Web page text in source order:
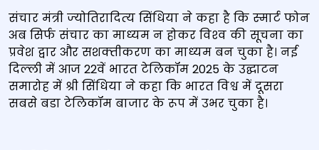
संचार मंत्री ज्‍योतिरादित्‍य सिंधिया ने कहा है कि स्‍मार्ट फोन
अब सिर्फ संचार का माध्‍यम न होकर विश्‍व की सूचना का
प्रवेश द्वार और सशक्‍तीकरण का माध्‍यम बन चुका है। नई
दिल्‍ली में आज 22वें भारत टेलिकॉम 2025 के उद्घाटन
समारोह में श्री सिंधिया ने कहा कि भारत विश्व में दूसरा
सबसे बडा टेलिकॉम बाजार के रूप में उभर चुका है।